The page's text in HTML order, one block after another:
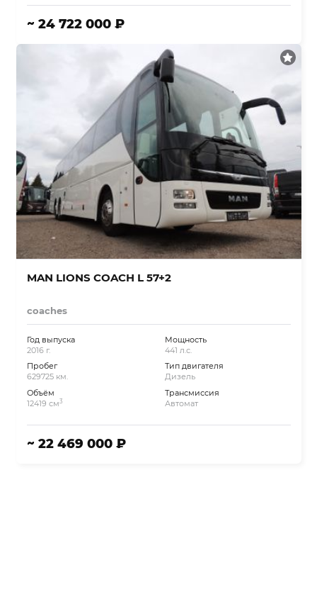
~ 24 722 000 ₽
MAN LIONS COACH L 57+2
coaches
Год выпуска
2016 г.
Пробег
629725 км.
Объём
12419 см3
Мощность
441 л.с.
Тип двигателя
Дизель
Трансмиссия
Автомат
~ 22 469 000 ₽